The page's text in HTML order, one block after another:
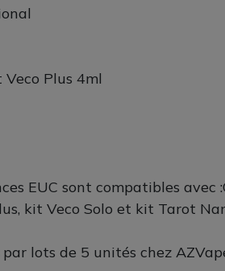
Plus 4ml
EUC sont compatibles avec
kit Veco Solo et kit Tarot
lots de 5 unités chez